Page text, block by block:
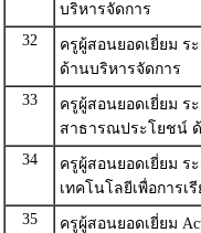
บริหารจัดการ
32
ครูผู้สอนยอดเยี่ยม
ด้านบริหารจัดการ
33
ครูผู้สอนยอดเยี่ยม ร
สาธารณประโยชน์
34
ครูผู้สอนยอดเยี่ยม
เทคโนโลยีเพื่อการเ
35
ครูผู้สอนยอดเยี่ยม